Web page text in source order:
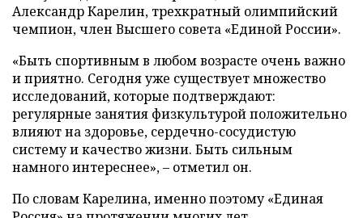
Александр Карелин, трехкратный олимпийский
чемпион, член Высшего совета «Единой России».
«Быть спортивным в любом возрасте очень важно
и приятно. Сегодня уже существует множество
исследований, которые подтверждают:
регулярные занятия физкультурой положительно
влияют на здоровье, сердечно-сосудистую
систему и качество жизни. Быть сильным
намного интереснее», – отметил он.
По словам Карелина, именно поэтому «Единая